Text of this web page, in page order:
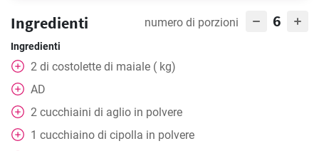
Ingredienti numero di porzioni 6
Ingredienti
2 di costolette di maiale ( kg)
AD
2 cucchiaini di aglio in polvere
1 cucchiaino di cipolla in polvere